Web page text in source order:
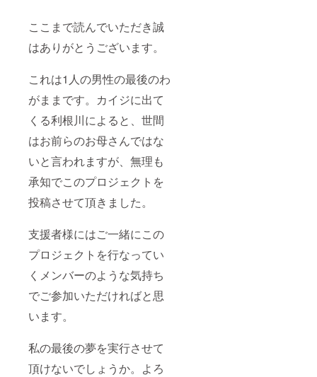
ここまで読んでいただき誠
はありがとうございます。
これは1人の男性の最後のわ
がままです。カイジに出て
くる利根川によると、世間
はお前らのお母さんではな
いと言われますが、無理も
承知でこのプロジェクトを
投稿させて頂きました。
支援者様にはご一緒にこの
プロジェクトを行なってい
くメンバーのような気持ち
でご参加いただければと思
います。
私の最後の夢を実行させて
頂けないでしょうか。よろ